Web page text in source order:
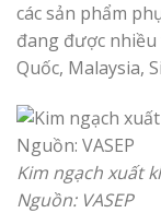
các sản phẩm
đang được
Quốc, Malaysia,
Kim ngạch xuất
Nguồn: VASEP